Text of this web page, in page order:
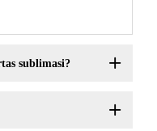
sublimasi?